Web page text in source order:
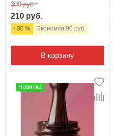
300 руб.
210 руб.
- 30 % Экономия 90 руб.
В корзину
Новинка